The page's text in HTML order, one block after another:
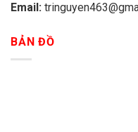
Email:
BẢN ĐỒ